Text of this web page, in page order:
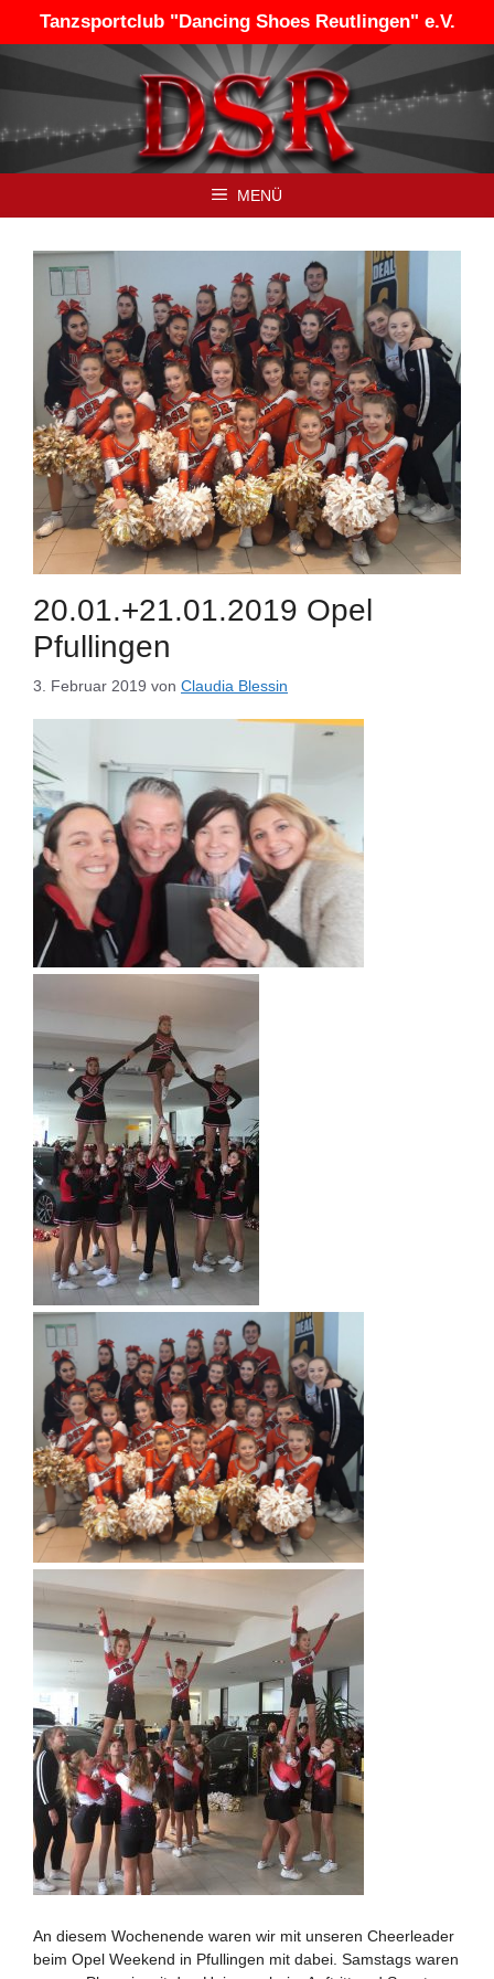
springen
Tanzsportclub "Dancing Shoes Reutlingen" e.V.
MENÜ
20.01.+21.01.2019 Opel
Pfullingen
3. Februar 2019 von Claudia Blessin
An diesem Wochenende waren wir mit unseren Cheerleader
beim Opel Weekend in Pfullingen mit dabei. Samstags waren